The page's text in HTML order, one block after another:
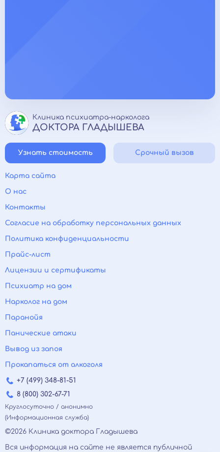
Клиника психиатра-нарколога
ДОКТОРА ГЛАДЫШЕВА
Узнать стоимость Срочный вызов
Карта сайта
О нас
Контакты
Согласие на обработку персональных данных
Политика конфиденциальности
Прайс-лист
Лицензии и сертификаты
Психиатр на дом
Нарколог на дом
Паранойя
Панические атаки
Вывод из запоя
Прокапаться от алкоголя
+7 (499) 348-81-51
8 (800) 302-67-71
Круглосуточно / анонимно
(Информационная служба)
©2026 Клиника доктора Гладышева
Вся информация на сайте не является публичной